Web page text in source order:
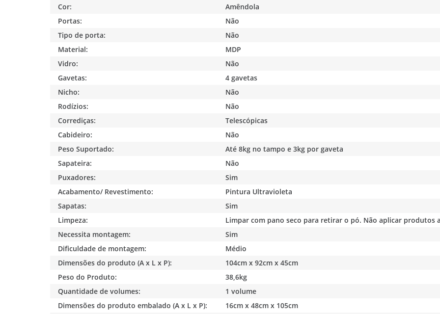
Cor:
Amêndola
Portas:
Não
Tipo de porta:
Não
Material:
MDP
Vidro:
Não
Gavetas:
4 gavetas
Nicho:
Não
Rodízios:
Não
Corrediças:
Telescópicas
Cabideiro:
Não
Peso Suportado:
Até 8kg no tampo e 3kg por gaveta
Sapateira:
Não
Puxadores:
Sim
Acabamento/ Revestimento:
Pintura Ultravioleta
Sapatas:
Sim
Limpeza:
Limpar com pano seco para retirar o pó. Não aplicar produtos
Necessita montagem:
Sim
Dificuldade de montagem:
Médio
Dimensões do produto (A x L x P):
104cm x 92cm x 45cm
Peso do Produto:
38,6kg
Quantidade de volumes:
1 volume
Dimensões do produto embalado (A x L x P):
16cm x 48cm x 105cm